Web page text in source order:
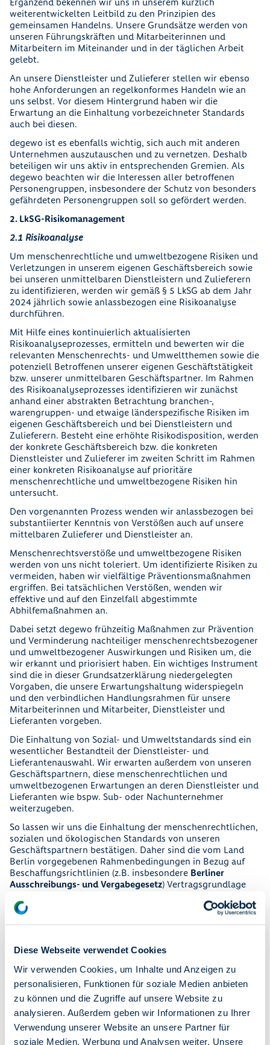
Diese Webseite verwendet Cookies
Wir verwenden Cookies, um Inhalte und Anzeigen zu
personalisieren, Funktionen für soziale Medien anbieten
zu können und die Zugriffe auf unsere Website zu
analysieren. Außerdem geben wir Informationen zu Ihrer
Verwendung unserer Website an unsere Partner für
soziale Medien, Werbung und Analysen weiter. Unsere
weiterentwickelten Leitbild zu den Prinzipien des
gemeinsamen Handelns. Unsere Grundsätze werden von
unseren Führungskräften und Mitarbeiterinnen und
Mitarbeitern im Miteinander und in der täglichen Arbeit
gelebt.
An unsere Dienstleister und Zulieferer stellen wir ebenso
hohe Anforderungen an regelkonformes Handeln wie an
uns selbst. Vor diesem Hintergrund haben wir die
Erwartung an die Einhaltung vorbezeichneter Standards
auch bei diesen.
degewo ist es ebenfalls wichtig, sich auch mit anderen
Unternehmen auszutauschen und zu vernetzen. Deshalb
beteiligen wir uns aktiv in entsprechenden Gremien. Als
degewo beachten wir die Interessen aller betroffenen
Personengruppen, insbesondere der Schutz von besonders
gefährdeten Personengruppen soll so gefördert werden.
2. LkSG-Risikomanagement
2.1 Risikoanalyse
Um menschenrechtliche und umweltbezogene Risiken und
Verletzungen in unserem eigenen Geschäftsbereich sowie
bei unseren unmittelbaren Dienstleistern und Zulieferern
zu identifizieren, werden wir gemäß § 5 LkSG ab dem Jahr
2024 jährlich sowie anlassbezogen eine Risikoanalyse
durchführen.
Mit Hilfe eines kontinuierlich aktualisierten
Risikoanalyseprozesses, ermitteln und bewerten wir die
relevanten Menschenrechts- und Umweltthemen sowie die
potenziell Betroffenen unserer eigenen Geschäftstätigkeit
bzw. unserer unmittelbaren Geschäftspartner. Im Rahmen
des Risikoanalyseprozesses identifizieren wir zunächst
anhand einer abstrakten Betrachtung branchen-,
warengruppen- und etwaige länderspezifische Risiken im
eigenen Geschäftsbereich und bei Dienstleistern und
Zulieferern. Besteht eine erhöhte Risikodisposition, werden
der konkrete Geschäftsbereich bzw. die konkreten
Dienstleister und Zulieferer im zweiten Schritt im Rahmen
einer konkreten Risikoanalyse auf prioritäre
menschenrechtliche und umweltbezogene Risiken hin
untersucht.
Den vorgenannten Prozess wenden wir anlassbezogen bei
substantiierter Kenntnis von Verstößen auch auf unsere
mittelbaren Zulieferer und Dienstleister an.
Menschenrechtsverstöße und umweltbezogene Risiken
werden von uns nicht toleriert. Um identifizierte Risiken zu
vermeiden, haben wir vielfältige Präventionsmaßnahmen
ergriffen. Bei tatsächlichen Verstößen, wenden wir
effektive und auf den Einzelfall abgestimmte
Abhilfemaßnahmen an.
Dabei setzt degewo frühzeitig Maßnahmen zur Prävention
und Verminderung nachteiliger menschenrechtsbezogener
und umweltbezogener Auswirkungen und Risiken um, die
wir erkannt und priorisiert haben. Ein wichtiges Instrument
sind die in dieser Grundsatzerklärung niedergelegten
Vorgaben, die unsere Erwartungshaltung widerspiegeln
und den verbindlichen Handlungsrahmen für unsere
Mitarbeiterinnen und Mitarbeiter, Dienstleister und
Lieferanten vorgeben.
Die Einhaltung von Sozial- und Umweltstandards sind ein
wesentlicher Bestandteil der Dienstleister- und
Lieferantenauswahl. Wir erwarten außerdem von unseren
Geschäftspartnern, diese menschenrechtlichen und
umweltbezogenen Erwartungen an deren Dienstleister und
Lieferanten wie bspw. Sub- oder Nachunternehmer
weiterzugeben.
So lassen wir uns die Einhaltung der menschenrechtlichen,
sozialen und ökologischen Standards von unseren
Geschäftspartnern bestätigen. Daher sind die vom Land
Berlin vorgegebenen Rahmenbedingungen in Bezug auf
Beschaffungsrichtlinien (z.B. insbesondere Berliner
Ausschreibungs- und Vergabegesetz) Vertragsgrundlage
degewo und die Geschäftspartner ein notwendiges
Element der Geschäftsbeziehung dar. Gleiches gilt auch für
Vorgaben wird durch eine unabhängige Stelle überprüft.
Festgestellte Verstöße von Geschäftspartnern werden
konsequent verfolgt und können bis zur Beendigung der
Geschäftsbeziehung führen.
Von unseren eigenen Mitarbeiterinnen und Mitarbeitern
erwarten wir, dass sie sich bei ihren täglichen
Entscheidungen an unseren in dieser Grundsatzerklärung
niedergeschriebenen Richtlinien orientieren. Sie werden